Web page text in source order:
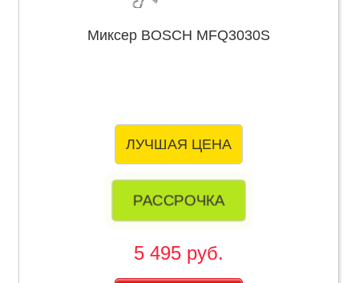
Миксер BOSCH MFQ3030S
ЛУЧШАЯ ЦЕНА
РАССРОЧКА
5 495 руб.